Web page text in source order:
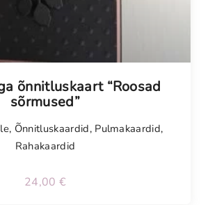
õnnitluskaart “Roosad
sõrmused”
, Õnnitluskaardid, Pulmakaardid,
Rahakaardid
24,00 €